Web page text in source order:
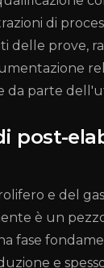
di
delle prove,
da parte
post-
e del
è un
fase
e